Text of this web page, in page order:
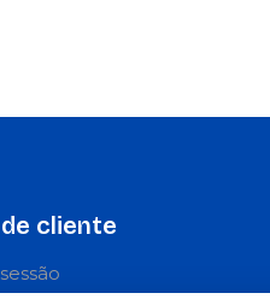
cliente